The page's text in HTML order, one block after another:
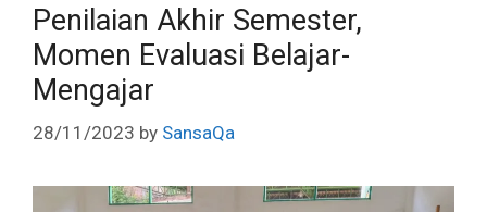
Penilaian Akhir Semester,
Momen Evaluasi Belajar-
Mengajar
28/11/2023 by SansaQa